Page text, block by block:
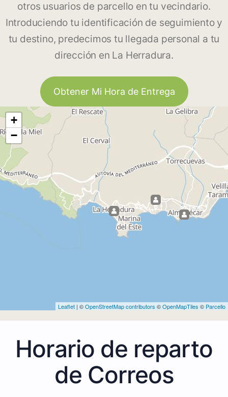
otros usuarios de parcello en tu vecindario.
Introduciendo tu identificación de seguimiento y
tu destino, predecimos tu llegada personal a tu
dirección en La Herradura.
Obtener Mi Hora de Entrega
+
−
Leaflet | ©OpenStreetMap contributors ©OpenMapTiles © Parcello
Horario de reparto
de Correos